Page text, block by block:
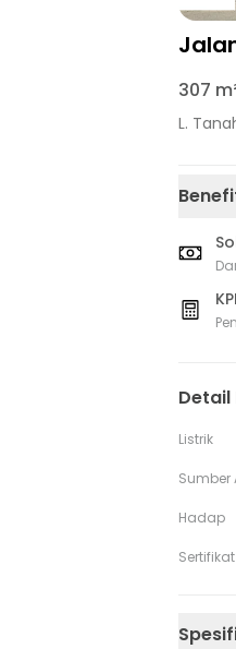
307
L.
Listrik
Sumber
Hadap
Sertifikat